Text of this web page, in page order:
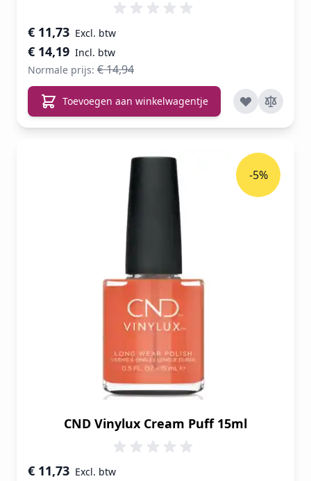
Speciale prijs
€ 14,19
€ 11,73
Normale prijs: € 14,94
Toevoegen aan winkelwagentje
CND Vinylux Cream Puff 15ml
Speciale prijs
€ 11,73
-5%